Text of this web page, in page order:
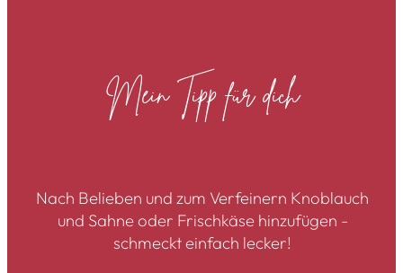
Mein Tipp für dich
Nach Belieben und zum Verfeinern Knoblauch
und Sahne oder Frischkäse hinzufügen -
schmeckt einfach lecker!